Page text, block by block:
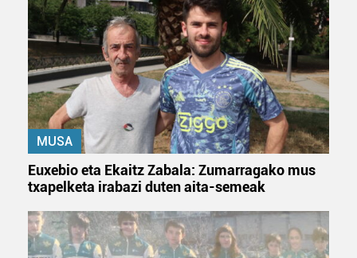
MUSA
Euxebio eta Ekaitz Zabala: Zumarragako mus
txapelketa irabazi duten aita-semeak